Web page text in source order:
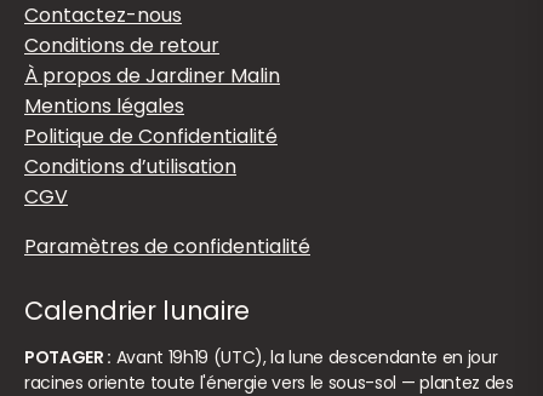
Contactez-nous
Conditions de retour
À propos de Jardiner Malin
Mentions légales
Politique de Confidentialité
Conditions d’utilisation
CGV
Paramètres de confidentialité
Calendrier lunaire
POTAGER : Avant 19h19 (UTC), la lune descendante en jour
racines oriente toute l'énergie vers le sous-sol — plantez des